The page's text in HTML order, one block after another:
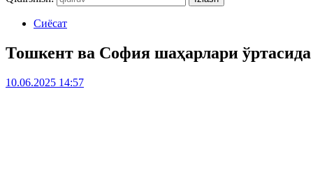
Сиёсат
Тошкент ва София шаҳарлари
10.06.2025 14:57